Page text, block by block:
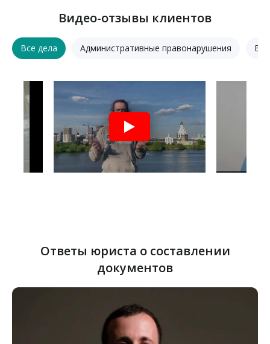
Видео-отзывы клиентов
Все дела Административные правонарушения
Ответы юриста о составлении
документов